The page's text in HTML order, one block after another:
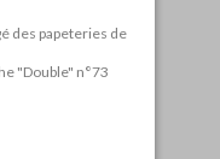
des papeteries de
"Double" n°73